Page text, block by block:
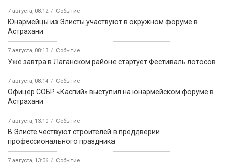
7 августа, 08:12 Событие
Юнармейцы из Элисты участвуют в окружном форуме в
Астрахани
7 августа, 08:13 Событие
Уже завтра в Лаганском районе стартует Фестиваль лотосов
7 августа, 08:14 Событие
Офицер СОБР «Каспий» выступил на юнармейском форуме в
Астрахани
7 августа, 13:10 Событие
В Элисте чествуют строителей в преддверии
профессионального праздника
7 августа, 13:06 Событие